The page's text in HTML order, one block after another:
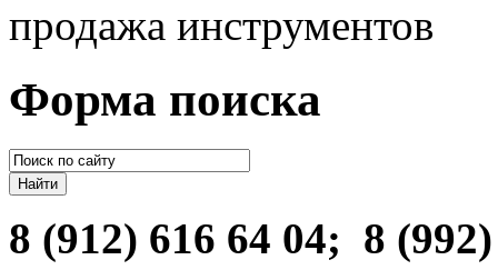
продажа инструментов
Форма поиска
8 (912) 616 64 04; 8 (992)